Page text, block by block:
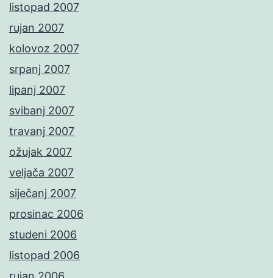
listopad 2007
rujan 2007
kolovoz 2007
srpanj 2007
lipanj 2007
svibanj 2007
travanj 2007
ožujak 2007
veljača 2007
siječanj 2007
prosinac 2006
studeni 2006
listopad 2006